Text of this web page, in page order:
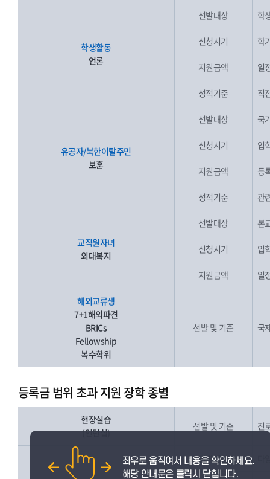
학생활동
언론
선발대상 학
신청시기 학
지원금액 일
성적기준 직
유공자/북한이탈주민
보훈
선발대상 국
신청시기 입
지원금액 등
성적기준 관
교직원자녀
외대복지
선발대상 본
신청시기 입
지원금액 일
해외교류생
7+1해외파견
BRICs
Fellowship
복수학위
선발 및 기준 국
등록금 범위 초과 지원 장학 종별
현장실습
(인턴십)
선발 및 기준 진
선발대상